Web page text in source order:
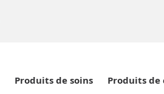
Produits de soins Produits de